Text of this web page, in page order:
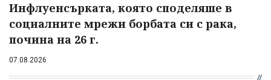
Инфлуенсърката, която споделяше в
социалните мрежи борбата си с рака,
почина на 26 г.
07.08.2026